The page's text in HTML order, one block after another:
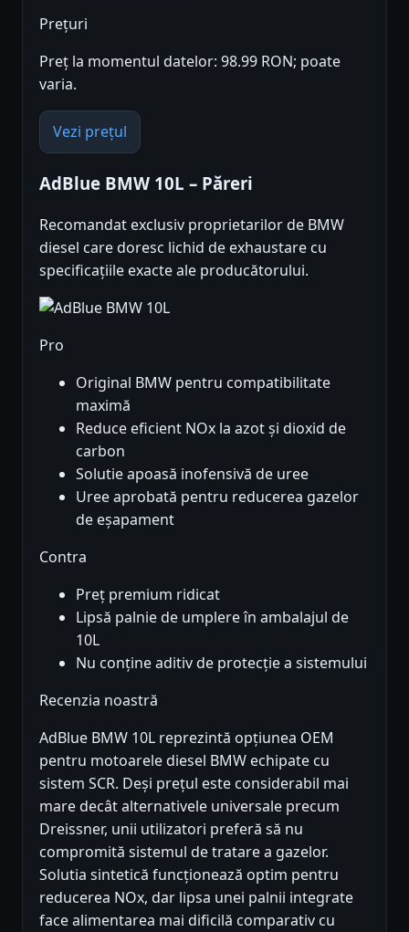
Prețuri
Preț la momentul datelor: 98.99 RON; poate
varia.
Vezi prețul
AdBlue BMW 10L – Păreri
Recomandat exclusiv proprietarilor de BMW
diesel care doresc lichid de exhaustare cu
specificațiile exacte ale producătorului.
Pro
Original BMW pentru compatibilitate
maximă
Reduce eficient NOx la azot și dioxid de
carbon
Solutie apoasă inofensivă de uree
Uree aprobată pentru reducerea gazelor
de eșapament
Contra
Preț premium ridicat
Lipsă palnie de umplere în ambalajul de
10L
Nu conține aditiv de protecție a sistemului
Recenzia noastră
AdBlue BMW 10L reprezintă opțiunea OEM
pentru motoarele diesel BMW echipate cu
sistem SCR. Deși prețul este considerabil mai
mare decât alternativele universale precum
Dreissner, unii utilizatori preferă să nu
compromită sistemul de tratare a gazelor.
Solutia sintetică funcționează optim pentru
reducerea NOx, dar lipsa unei palnii integrate
face alimentarea mai dificilă comparativ cu